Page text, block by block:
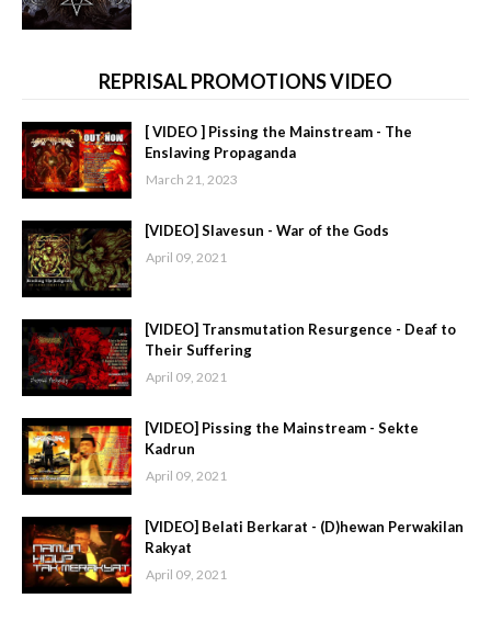
REPRISAL PROMOTIONS VIDEO
[ VIDEO ] Pissing the Mainstream - The
Enslaving Propaganda
March 21, 2023
[VIDEO] Slavesun - War of the Gods
April 09, 2021
[VIDEO] Transmutation Resurgence - Deaf to
Their Suffering
April 09, 2021
[VIDEO] Pissing the Mainstream - Sekte
Kadrun
April 09, 2021
[VIDEO] Belati Berkarat - (D)hewan Perwakilan
Rakyat
April 09, 2021